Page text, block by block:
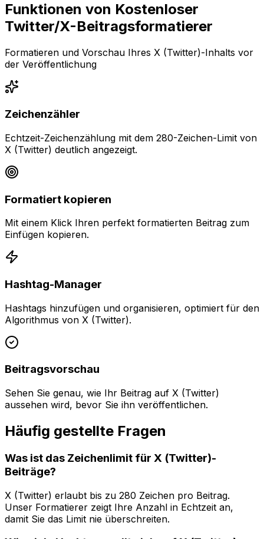
Funktionen von Kostenloser
Twitter/X-Beitragsformatierer
Formatieren und Vorschau Ihres X (Twitter)-Inhalts vor
der Veröffentlichung
Zeichenzähler
Echtzeit-Zeichenzählung mit dem 280-Zeichen-Limit von
X (Twitter) deutlich angezeigt.
Formatiert kopieren
Mit einem Klick Ihren perfekt formatierten Beitrag zum
Einfügen kopieren.
Hashtag-Manager
Hashtags hinzufügen und organisieren, optimiert für den
Algorithmus von X (Twitter).
Beitragsvorschau
Sehen Sie genau, wie Ihr Beitrag auf X (Twitter)
aussehen wird, bevor Sie ihn veröffentlichen.
Häufig gestellte Fragen
Was ist das Zeichenlimit für X (Twitter)-
Beiträge?
X (Twitter) erlaubt bis zu 280 Zeichen pro Beitrag.
Unser Formatierer zeigt Ihre Anzahl in Echtzeit an,
damit Sie das Limit nie überschreiten.